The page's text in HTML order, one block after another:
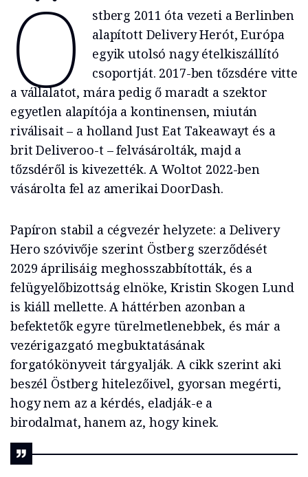
Ö
stberg 2011 óta vezeti a Berlinben
alapított Delivery Herót, Európa
egyik utolsó nagy ételkiszállító
csoportját. 2017-ben tőzsdére vitte
a vállalatot, mára pedig ő maradt a szektor
egyetlen alapítója a kontinensen, miután
riválisait – a holland Just Eat Takeawayt és a
brit Deliveroo-t – felvásárolták, majd a
tőzsdéről is kivezették. A Woltot 2022-ben
vásárolta fel az amerikai DoorDash.
Papíron stabil a cégvezér helyzete: a Delivery
Hero szóvivője szerint Östberg szerződését
2029 áprilisáig meghosszabbították, és a
felügyelőbizottság elnöke, Kristin Skogen Lund
is kiáll mellette. A háttérben azonban a
befektetők egyre türelmetlenebbek, és már a
vezérigazgató megbuktatásának
forgatókönyveit tárgyalják. A cikk szerint aki
beszél Östberg hitelezőivel, gyorsan megérti,
hogy nem az a kérdés, eladják-e a
birodalmat, hanem az, hogy kinek.